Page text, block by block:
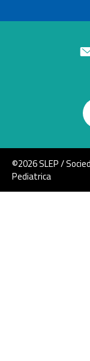
©2026 SLEP /
Pediatrica